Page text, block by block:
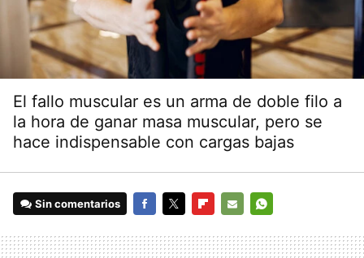
El fallo muscular es un arma de doble filo a
la hora de ganar masa muscular, pero se
hace indispensable con cargas bajas
Sin comentarios
MAIL